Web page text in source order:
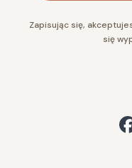
Zapisując się,
się